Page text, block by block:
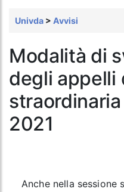
Univda > Avvisi
Modalità di
degli appelli
2021
Anche nella sessione